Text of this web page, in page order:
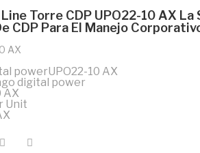
Torre CDP UPO22-10 AX La
CDP Para El Manejo
AX
powerUPO22-10 AX
digital power
AX
Unit